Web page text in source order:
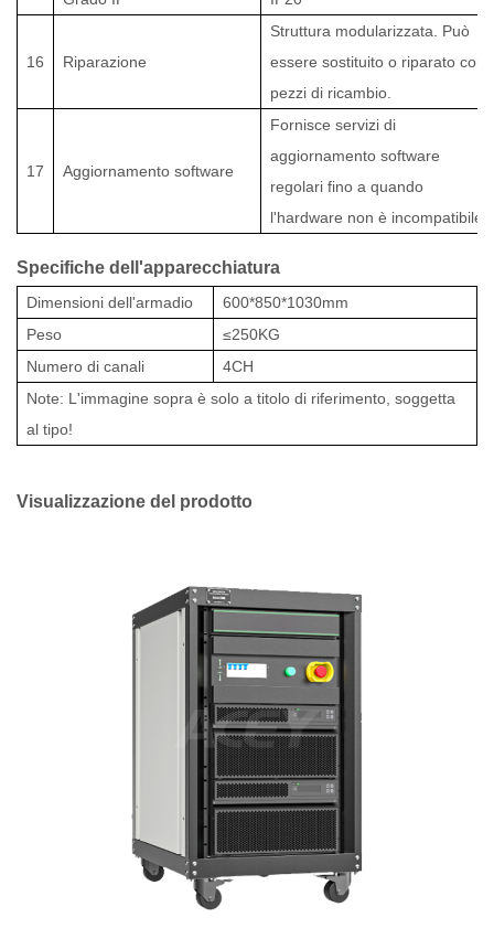
16 Riparazione
Struttura modularizzata. Può
essere sostituito o riparato con
pezzi di ricambio.
17 Aggiornamento software
Fornisce servizi di
aggiornamento software
regolari fino a quando
l'hardware non è incompatibile.
Specifiche dell'apparecchiatura
Dimensioni dell'armadio
600*850*1030mm
Peso
≤250KG
Numero di canali
4CH
Note: L'immagine sopra è solo a titolo di riferimento, soggetta
al tipo!
Visualizzazione del prodotto